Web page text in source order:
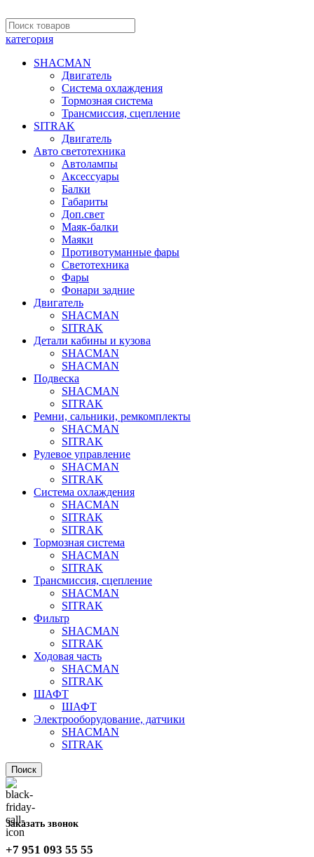
категория
SHACMAN
Двигатель
Система охлаждения
Тормозная система
Трансмиссия, сцепление
SITRAK
Двигатель
Авто светотехника
Автолампы
Аксессуары
Балки
Габариты
Доп.свет
Маяк-балки
Маяки
Противотуманные фары
Светотехника
Фары
Фонари задние
Двигатель
SHACMAN
SITRAK
Детали кабины и кузова
SHACMAN
SHACMAN
Подвеска
SHACMAN
SITRAK
Ремни, сальники, ремкомплекты
SHACMAN
SITRAK
Рулевое управление
SHACMAN
SITRAK
Система охлаждения
SHACMAN
SITRAK
SITRAK
Тормозная система
SHACMAN
SITRAK
Трансмиссия, сцепление
SHACMAN
SITRAK
Фильтр
SHACMAN
SITRAK
Ходовая часть
SHACMAN
SITRAK
ШАФТ
ШАФТ
Электрооборудование, датчики
SHACMAN
SITRAK
Поиск
Заказать звонок
+7 951 093 55 55